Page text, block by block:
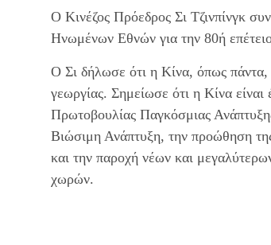
Ο Κινέζος Πρόεδρος Σι Τζινπίνγκ
Ηνωμένων Εθνών για την 80ή
Ο Σι δήλωσε ότι η Κίνα, όπως πάντα,
γεωργίας. Σημείωσε ότι η Κίνα
Πρωτοβουλίας Παγκόσμιας
Βιώσιμη Ανάπτυξη, την προώθηση
και την παροχή νέων και
χωρών.